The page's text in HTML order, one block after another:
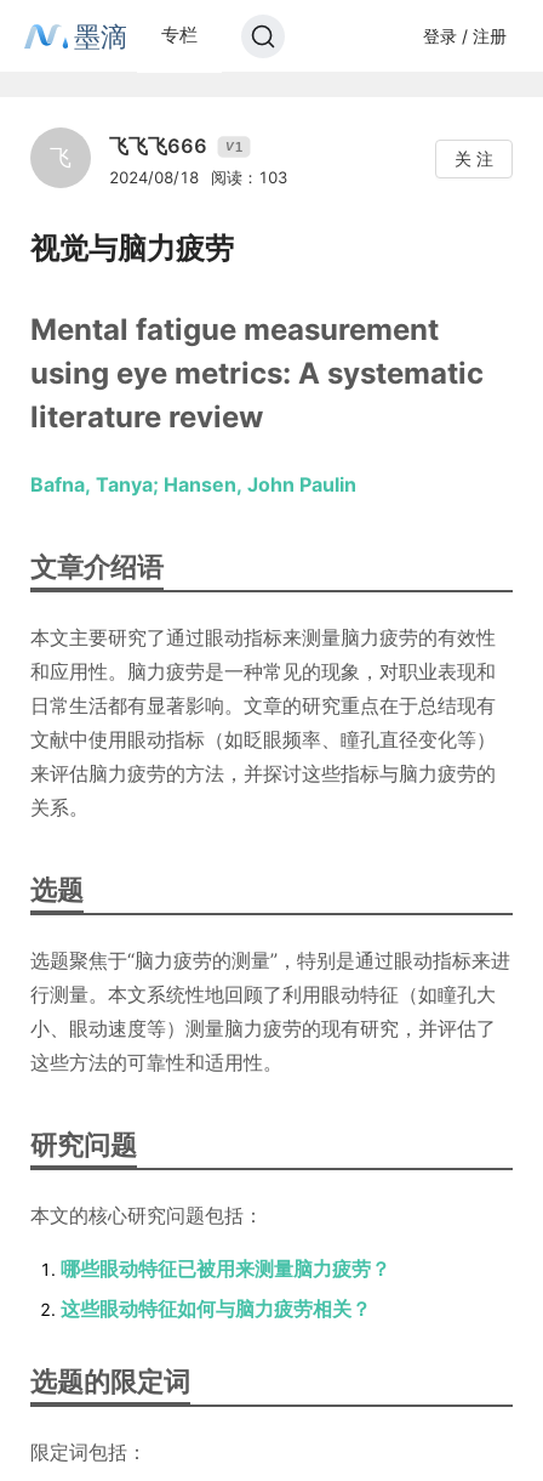
墨滴 专栏 登录 / 注册
飞 飞飞飞666 V1
2024/08/18 阅读：103
关 注
视觉与脑力疲劳
Mental fatigue measurement
using eye metrics: A systematic
literature review
Bafna, Tanya; Hansen, John Paulin
文章介绍语
本文主要研究了通过眼动指标来测量脑力疲劳的有效性
和应用性。脑力疲劳是一种常见的现象，对职业表现和
日常生活都有显著影响。文章的研究重点在于总结现有
文献中使用眼动指标（如眨眼频率、瞳孔直径变化等）
来评估脑力疲劳的方法，并探讨这些指标与脑力疲劳的
关系。
选题
选题聚焦于“脑力疲劳的测量”，特别是通过眼动指标来进
行测量。本文系统性地回顾了利用眼动特征（如瞳孔大
小、眼动速度等）测量脑力疲劳的现有研究，并评估了
这些方法的可靠性和适用性。
研究问题
本文的核心研究问题包括：
哪些眼动特征已被用来测量脑力疲劳？
这些眼动特征如何与脑力疲劳相关？
选题的限定词
限定词包括：